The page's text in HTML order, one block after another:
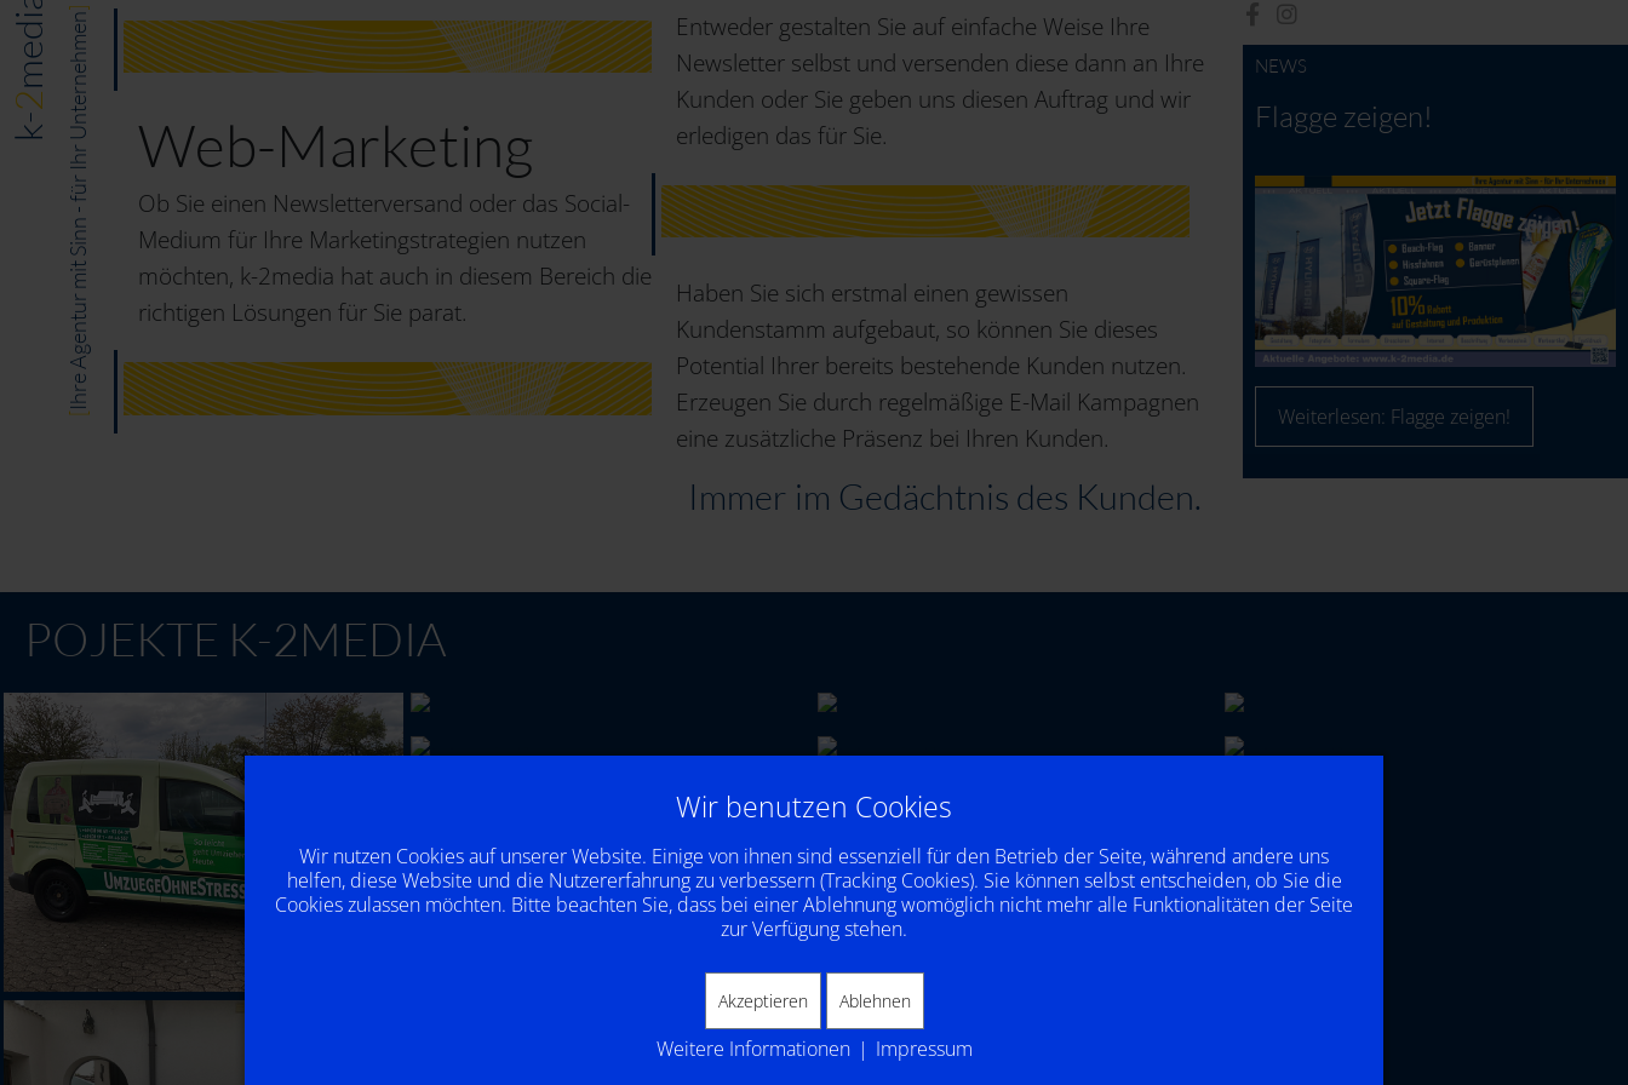
k-
2
media
[
Ihre Agentur mit Sinn - für Ihr Unternehmen
]
Web-Marketing
Ob Sie einen Newsletterversand oder das Social-
Medium für Ihre Marketingstrategien nutzen
möchten, k-2media hat auch in diesem Bereich die
richtigen Lösungen für Sie parat.
Entweder gestalten Sie auf einfache Weise Ihre
Newsletter selbst und versenden diese dann an Ihre
Kunden oder Sie geben uns diesen Auftrag und wir
erledigen das für Sie.
Haben Sie sich erstmal einen gewissen
Kundenstamm aufgebaut, so können Sie dieses
Potential Ihrer bereits bestehende Kunden nutzen.
Erzeugen Sie durch regelmäßige E-Mail Kampagnen
eine zusätzliche Präsenz bei Ihren Kunden.
Immer im Gedächtnis des Kunden.
NEWS
Flagge zeigen!
Weiterlesen: Flagge zeigen!
POJEKTE K-2MEDIA
Wir benutzen Cookies
Wir nutzen Cookies auf unserer Website. Einige von ihnen sind essenziell für den Betrieb der Seite, während andere uns
helfen, diese Website und die Nutzererfahrung zu verbessern (Tracking Cookies). Sie können selbst entscheiden, ob Sie die
Cookies zulassen möchten. Bitte beachten Sie, dass bei einer Ablehnung womöglich nicht mehr alle Funktionalitäten der Seite
zur Verfügung stehen.
Akzeptieren Ablehnen
Weitere Informationen | Impressum